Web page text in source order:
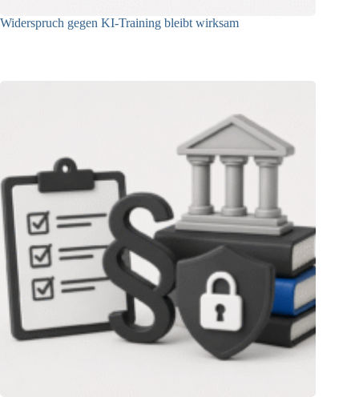
Widerspruch gegen KI-Training bleibt wirksam